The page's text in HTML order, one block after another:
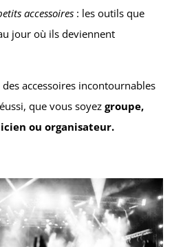
accessoires: les outils que
jour où ils deviennent
des accessoires incontournables
que vous soyez groupe,
ou organisateur.